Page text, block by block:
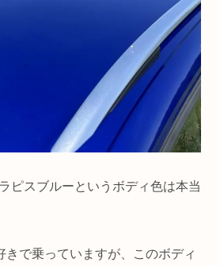
ピスブルーというボディ色は本当
きで乗っていますが、このボディ